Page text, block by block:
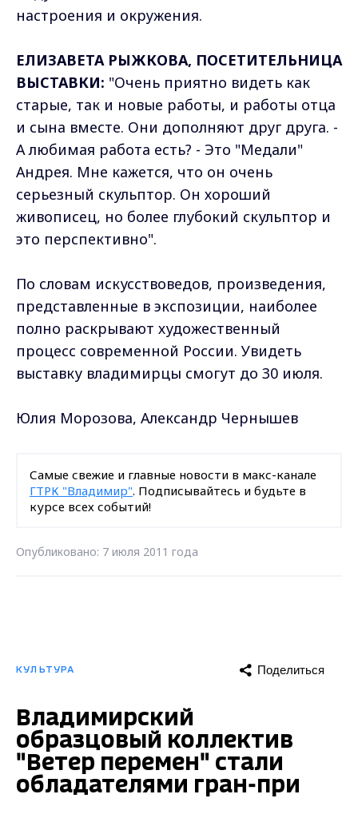
настроения и окружения.
ЕЛИЗАВЕТА РЫЖКОВА, ПОСЕТИТЕЛЬНИЦА
ВЫСТАВКИ: "Очень приятно видеть как
старые, так и новые работы, и работы отца
и сына вместе. Они дополняют друг друга. -
А любимая работа есть? - Это "Медали"
Андрея. Мне кажется, что он очень
серьезный скульптор. Он хороший
живописец, но более глубокий скульптор и
это перспективно".
По словам искусствоведов, произведения,
представленные в экспозиции, наиболее
полно раскрывают художественный
процесс современной России. Увидеть
выставку владимирцы смогут до 30 июля.
Юлия Морозова, Александр Чернышев
Самые свежие и главные новости в макс-канале
ГТРК "Владимир". Подписывайтесь и будьте в
курсе всех событий!
Опубликовано: 7 июля 2011 года
КУЛЬТУРА Поделиться
Владимирский
образцовый коллектив
"Ветер перемен" стали
обладателями гран-при